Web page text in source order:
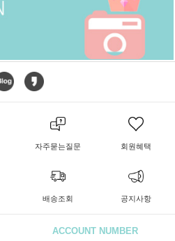
자주묻는질문 회원혜택
배송조회 공지사항
ACCOUNT NUMBER